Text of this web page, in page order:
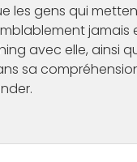
les gens qui
jamais
avec elle, ainsi
sa